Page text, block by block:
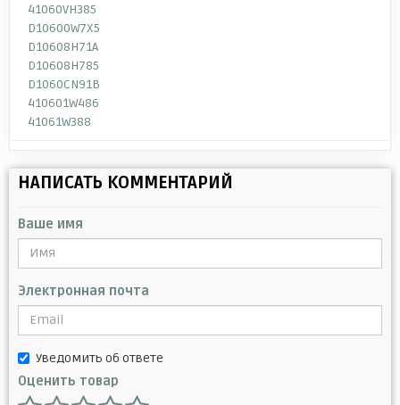
41060VH385
D10600W7X5
D10608H71A
D10608H785
D1060CN91B
410601W486
41061W388
НАПИСАТЬ КОММЕНТАРИЙ
Ваше имя
Электронная почта
Уведомить об ответе
Оценить товар